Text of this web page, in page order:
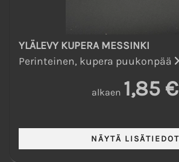
YLÄLEVY KUPERA MESSINKI
Perinteinen, kupera puukonpää
alkaen 1,85 €